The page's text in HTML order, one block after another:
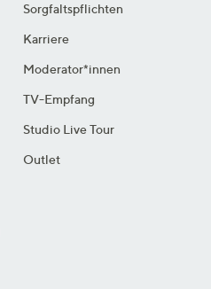
Sorgfaltspflichten
Karriere
Moderator*innen
TV-Empfang
Studio Live Tour
Outlet